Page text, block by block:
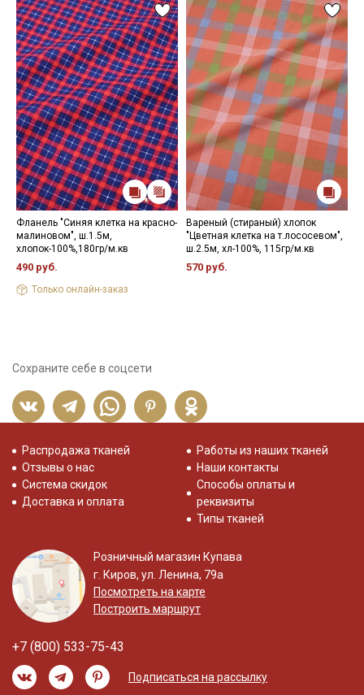
Фланель "Синяя клетка на красно-
малиновом", ш.1.5м,
хлопок-100%,180гр/м.кв
490 руб.
Только онлайн-заказ
Вареный (стираный) хлопок
"Цветная клетка на т.лососевом",
ш.2.5м, хл-100%, 115гр/м.кв
570 руб.
Сохраните себе в соцсети
Распродажа тканей
Отзывы о нас
Система скидок
Доставка и оплата
Работы из наших тканей
Наши контакты
Способы оплаты и
реквизиты
Типы тканей
Розничный магазин Купава
г. Киров, ул. Ленина, 79а
Посмотреть на карте
Построить маршрут
+7 (800) 533-75-43
Подписаться на рассылку